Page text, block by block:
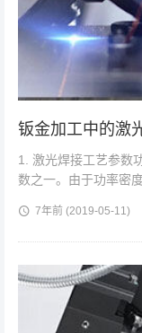
钣金加工中的激
1. 激光焊接工艺参数
数之一。由于功率密
切割和雕刻。为了降
7年前 (2019-05-11)